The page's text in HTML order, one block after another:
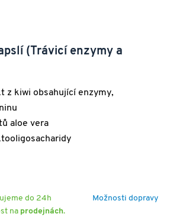
(Trávicí enzymy a
z kiwi obsahující enzymy,
aloe vera
Možnosti dopravy
do 24h
na prodejnách.